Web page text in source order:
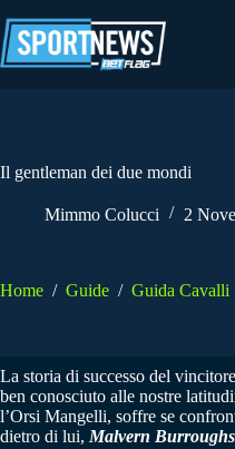
al
contenuto
Il gentleman dei due mondi
Mimmo Colucci 2
Home / Guide / Guida Cavalli
La storia di successo del
ben conosciuto alle nostre
l’Orsi Mangelli, soffre se
dietro di lui, Malvern Burroughs